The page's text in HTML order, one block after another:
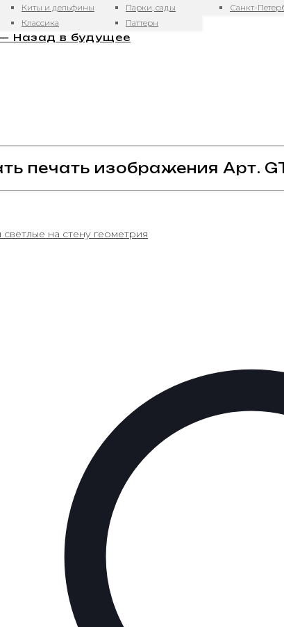
Киты и дельфины
Классика
Парки, сады
Паттерн
Санкт-
Назад в будущее
печать изображения Арт.